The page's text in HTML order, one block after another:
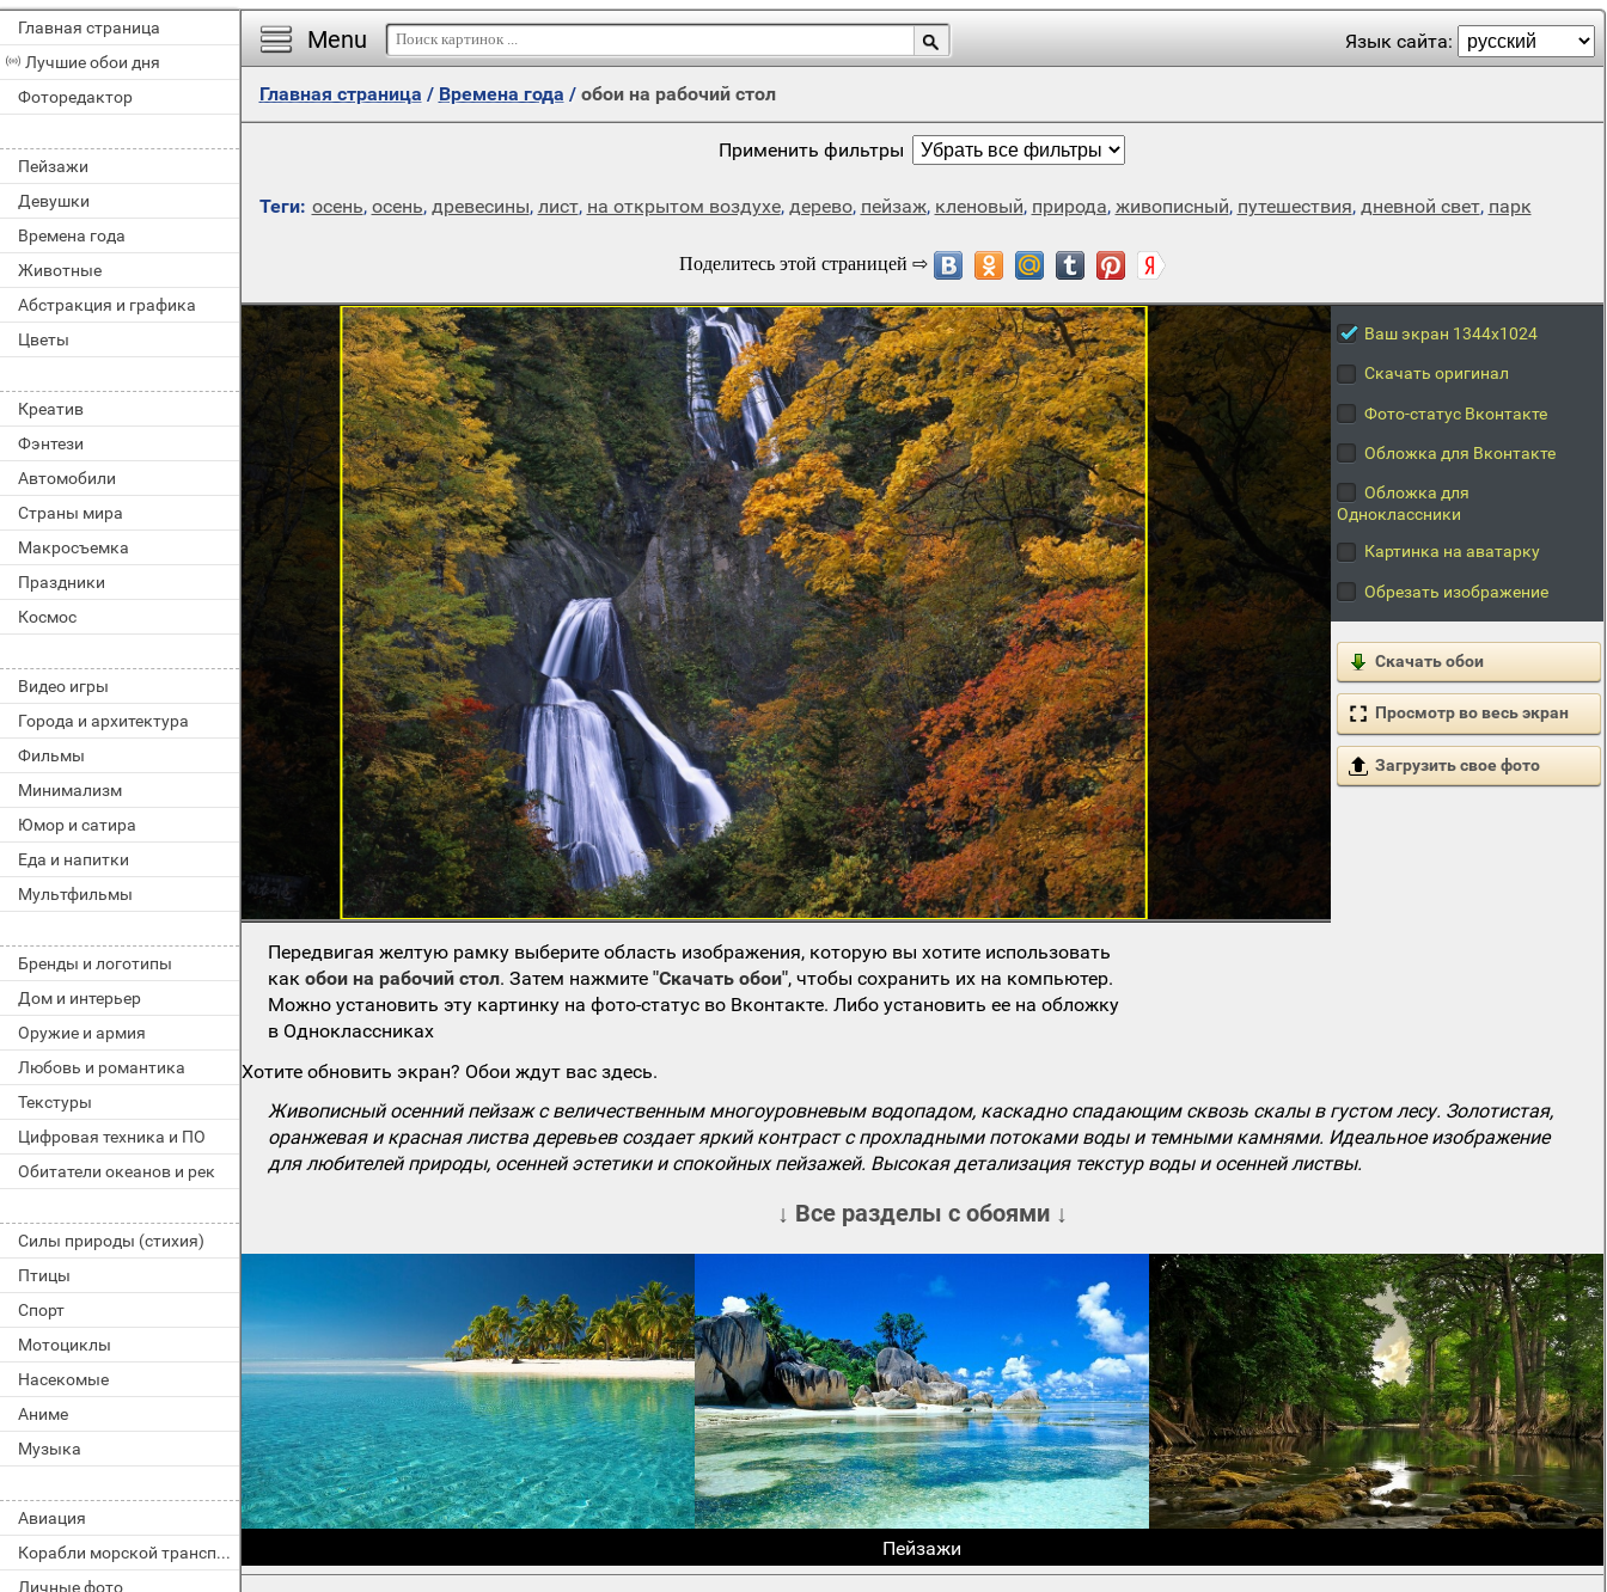
Главная страница
Лучшие обои дня
Фоторедактор
Пейзажи
Девушки
Времена года
Животные
Абстракция и графика
Цветы
Креатив
Фэнтези
Автомобили
Страны мира
Макросъемка
Праздники
Космос
Видео игры
Города и архитектура
Фильмы
Минимализм
Юмор и сатира
Еда и напитки
Мультфильмы
Бренды и логотипы
Дом и интерьер
Оружие и армия
Любовь и романтика
Текстуры
Цифровая техника и ПО
Обитатели океанов и рек
Силы природы (стихия)
Птицы
Спорт
Мотоциклы
Насекомые
Аниме
Музыка
Авиация
Корабли морской транспорт
Личные фото
Menu Язык сайта:
Главная страница / Времена года / обои на рабочий стол
Применить фильтры
Теги: осень, осень, древесины, лист, на открытом воздухе, дерево, пейзаж, кленовый, природа, живописный, путешествия, дневной свет, парк
Ваш экран 1344x1024
Скачать оригинал
Фото-статус Вконтакте
Обложка для Вконтакте
Обложка для
Одноклассники
Картинка на аватарку
Обрезать изображение
Скачать обои
Просмотр во весь экран
Загрузить свое фото
Передвигая желтую рамку выберите область изображения, которую вы хотите использовать
какобои на рабочий стол. Затем нажмите"Скачать обои", чтобы сохранить их на компьютер.
Можно установить эту картинку на фото-статус во Вконтакте. Либо установить ее на обложку
в Одноклассниках
Хотите обновить экран? Обои ждут вас здесь.
Живописный осенний пейзаж с величественным многоуровневым водопадом, каскадно спадающим сквозь скалы в густом лесу. Золотистая,
оранжевая и красная листва деревьев создает яркий контраст с прохладными потоками воды и темными камнями. Идеальное изображение
для любителей природы, осенней эстетики и спокойных пейзажей. Высокая детализация текстур воды и осенней листвы.
↓ Все разделы с обоями ↓
Пейзажи